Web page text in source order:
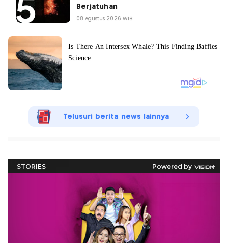
Berjatuhan
08 Agustus 2026 WIB
Telusuri berita news lainnya